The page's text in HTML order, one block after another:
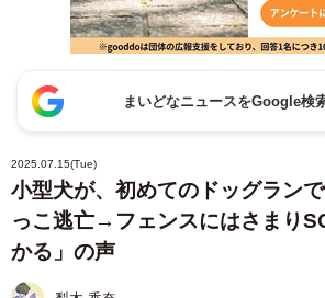
まいどなニュースをGoogle検
2025.07.15(Tue)
小型犬が、初めてのドッグラン
っこ逃亡→フェンスにはさまり
かる」の声